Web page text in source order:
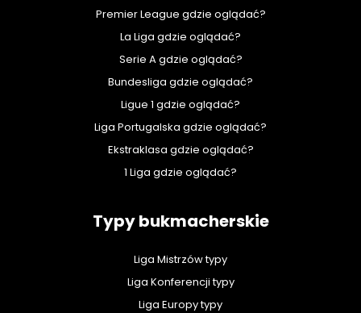
Premier League gdzie oglądać?
La Liga gdzie oglądać?
Serie A gdzie oglądać?
Bundesliga gdzie oglądać?
Ligue 1 gdzie oglądać?
Liga Portugalska gdzie oglądać?
Ekstraklasa gdzie oglądać?
1 Liga gdzie oglądać?
Typy bukmacherskie
Liga Mistrzów typy
Liga Konferencji typy
Liga Europy typy